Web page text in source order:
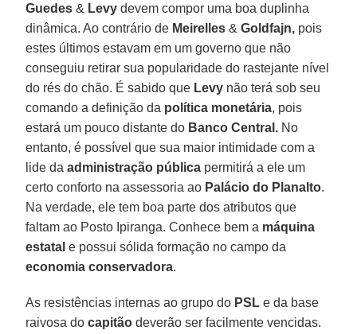
Guedes & Levy devem compor uma boa duplinha
dinâmica. Ao contrário de Meirelles &Goldfajn, pois
estes últimos estavam em um governo que não
conseguiu retirar sua popularidade do rastejante nível
do rés do chão. É sabido que Levy não terá sob seu
comando a definição da política monetária, pois
estará um pouco distante do Banco Central. No
entanto, é possível que sua maior intimidade com a
lide daadministração pública permitirá a ele um
certo conforto na assessoria ao Palácio do Planalto.
Na verdade, ele tem boa parte dos atributos que
faltam ao Posto Ipiranga. Conhece bem a máquina
estatal e possui sólida formação no campo da
economia conservadora.
As resistências internas ao grupo do PSL e da base
raivosa docapitão deverão ser facilmente vencidas.